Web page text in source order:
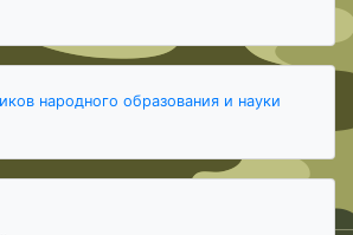
народного образования и науки